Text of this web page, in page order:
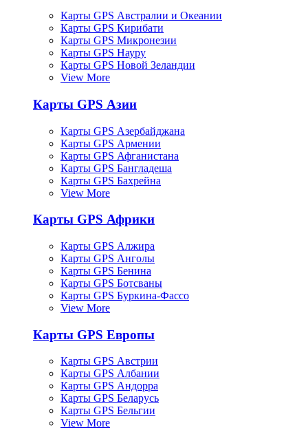
Карты GPS Австралии и Океании
Карты GPS Кирибати
Карты GPS Микронезии
Карты GPS Науру
Карты GPS Новой Зеландии
View More
Карты GPS Азии
Карты GPS Азербайджана
Карты GPS Армении
Карты GPS Афганистана
Карты GPS Бангладеша
Карты GPS Бахрейна
View More
Карты GPS Африки
Карты GPS Алжира
Карты GPS Анголы
Карты GPS Бенина
Карты GPS Ботсваны
Карты GPS Буркина-Фассо
View More
Карты GPS Европы
Карты GPS Австрии
Карты GPS Албании
Карты GPS Андорра
Карты GPS Беларусь
Карты GPS Бельгии
View More